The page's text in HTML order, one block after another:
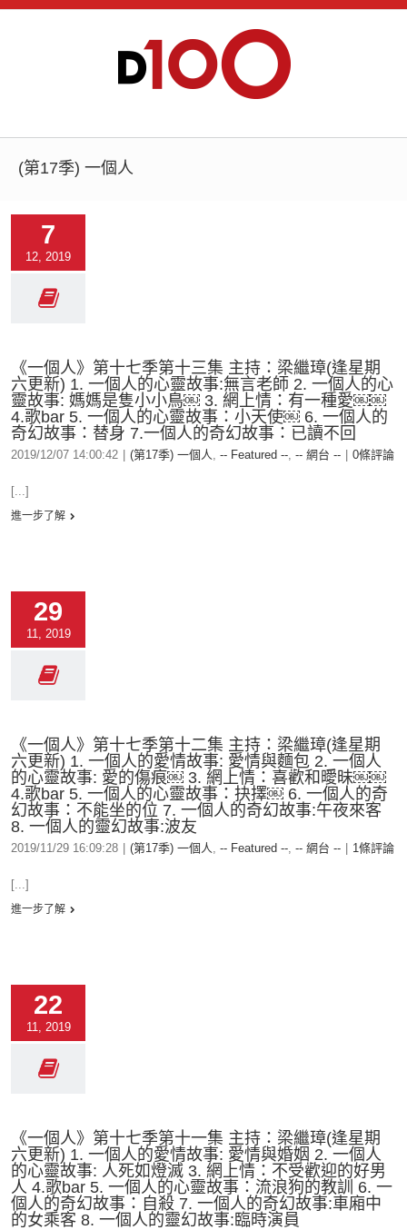
(第17季) 一個人
7
12, 2019
《一個人》第十七季第十三集 主持：梁繼璋(逢星期
六更新) 1. 一個人的心靈故事:無言老師 2. 一個人的心
靈故事: 媽媽是隻小小鳥￼ 3. 網上情：有一種愛￼￼
4.歌bar 5. 一個人的心靈故事：小天使￼ 6. 一個人的
奇幻故事：替身 7.一個人的奇幻故事：已讀不回
2019/12/07 14:00:42 (第17季) 一個人, -- Featured --, -- 網台 -- 0條評論
[...]
進一步了解
29
11, 2019
《一個人》第十七季第十二集 主持：梁繼璋(逢星期
六更新) 1. 一個人的愛情故事: 愛情與麵包 2. 一個人
的心靈故事: 愛的傷痕￼ 3. 網上情：喜歡和曖昧￼￼
4.歌bar 5. 一個人的心靈故事：抉擇￼ 6. 一個人的奇
幻故事：不能坐的位 7. 一個人的奇幻故事:午夜來客
8. 一個人的靈幻故事:波友
2019/11/29 16:09:28 (第17季) 一個人, -- Featured --, -- 網台 -- 1條評論
[...]
進一步了解
22
11, 2019
《一個人》第十七季第十一集 主持：梁繼璋(逢星期
六更新) 1. 一個人的愛情故事: 愛情與婚姻 2. 一個人
的心靈故事: 人死如燈滅 3. 網上情：不受歡迎的好男
人 4.歌bar 5. 一個人的心靈故事：流浪狗的教訓 6. 一
個人的奇幻故事：自殺 7. 一個人的奇幻故事:車廂中
的女乘客 8. 一個人的靈幻故事:臨時演員